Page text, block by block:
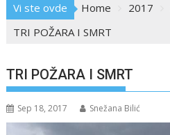
Vi ste ovde Home 2017
TRI POŽARA I SMRT
TRI POŽARA I SMRT
Sep 18, 2017 Snežana Bilić